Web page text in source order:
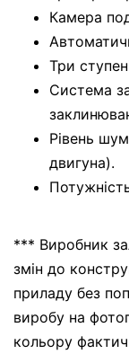
Камера
Три
Система
Рівень
двигуна).
*** Виробник
змін до
приладу без
виробу на
кольору